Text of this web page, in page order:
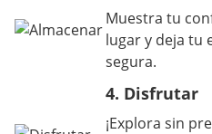
Muestra tu
lugar y deja tu
segura.
4. Disfrutar
¡Explora sin